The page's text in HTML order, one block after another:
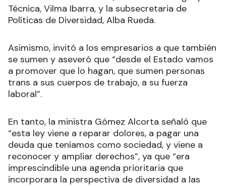
Técnica, Vilma Ibarra, y la subsecretaria de
Políticas de Diversidad, Alba Rueda.
Asimismo, invitó a los empresarios a que también
se sumen y aseveró que “desde el Estado vamos
a promover que lo hagan, que sumen personas
trans a sus cuerpos de trabajo, a su fuerza
laboral”.
En tanto, la ministra Gómez Alcorta señaló que
“esta ley viene a reparar dolores, a pagar una
deuda que teníamos como sociedad, y viene a
reconocer y ampliar derechos”, ya que “era
imprescindible una agenda prioritaria que
incorporara la perspectiva de diversidad a las